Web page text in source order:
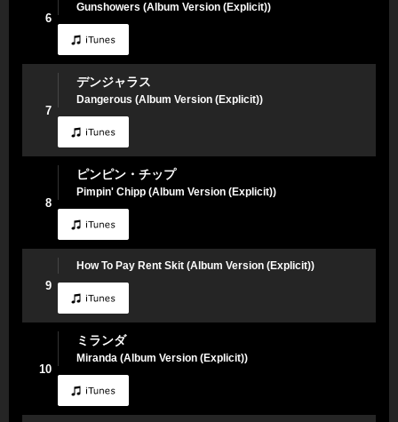
6
Gunshowers (Album Version (Explicit))
7
デンジャラス
Dangerous (Album Version (Explicit))
8
ピンピン・チップ
Pimpin' Chipp (Album Version (Explicit))
9
How To Pay Rent Skit (Album Version (Explicit))
10
ミランダ
Miranda (Album Version (Explicit))